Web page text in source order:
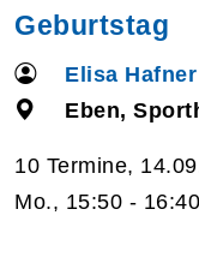
Geburtstag
Elisa Hafner
Eben,
10 Termine,
Mo., 15:50 -